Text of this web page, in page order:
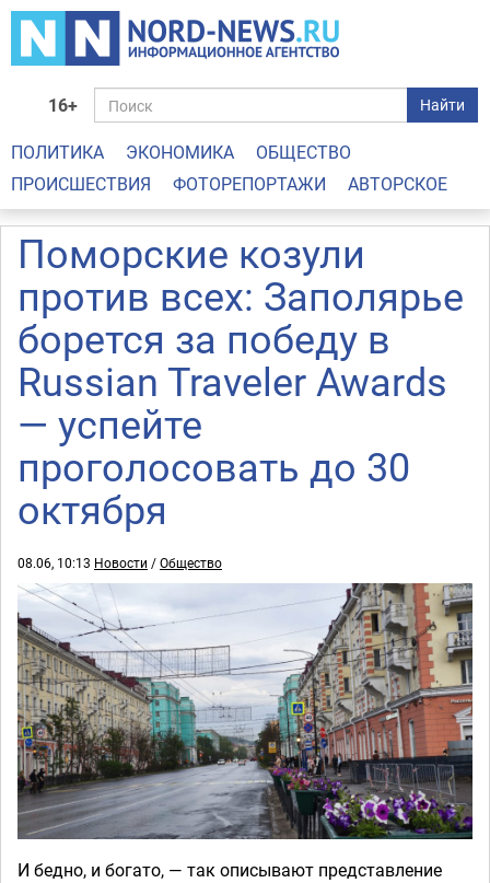
16+ Найти
ПОЛИТИКА ЭКОНОМИКА
ОБЩЕСТВО
ПРОИСШЕСТВИЯ
ФОТОРЕПОРТАЖИ АВТОРСКОЕ
Поморские козули
против всех: Заполярье
борется за победу в
Russian Traveler Awards
— успейте
проголосовать до 30
октября
08.06, 10:13 Новости /Общество
И бедно, и богато, — так описывают представление